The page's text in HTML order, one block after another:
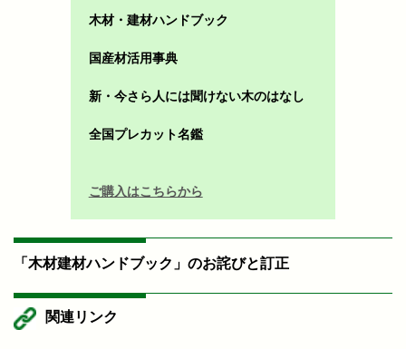
木材・建材ハンドブック
国産材活用事典
新・今さら人には聞けない木のはなし
全国プレカット名鑑
ご購入はこちらから
「木材建材ハンドブック」のお詫びと訂正
関連リンク